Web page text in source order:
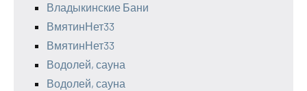
Владыкинские Бани
ВмятинНет33
ВмятинНет33
Водолей, сауна
Водолей, сауна